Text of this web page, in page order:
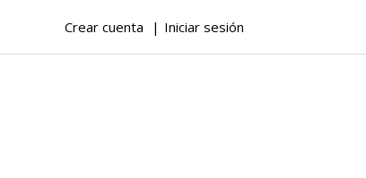
Crear cuenta Iniciar sesión